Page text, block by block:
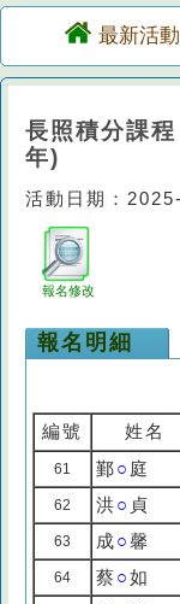
最新活動
長照積分課
年)
活動日期：
報名修改
報名明細
編號 姓名
61 鄞○ 庭
62 洪○ 貞
63 成○ 馨
64 蔡○如